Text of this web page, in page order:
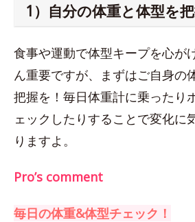
1）自分の体重と体型を
食事や運動で体型キープを心が
ん重要ですが、まずはご自身の
把握を！毎日体重計に乗ったり
ェックしたりすることで変化に
りますよ。
Pro’s comment
毎日の体重&体型チェック！